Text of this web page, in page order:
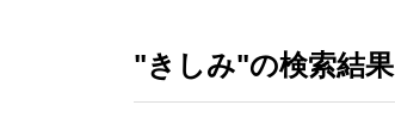
"きしみ"の検索結果